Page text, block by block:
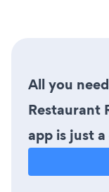
All you
Restaurant
app is just